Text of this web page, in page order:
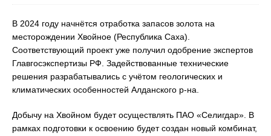
В 2024 году начнётся отработка запасов золота на
месторождении Хвойное (Республика Саха).
Соответствующий проект уже получил одобрение экспертов
Главгосэкспертизы РФ. Задействованные технические
решения разрабатывались с учётом геологических и
климатических особенностей Алданского р-на.
Добычу на Хвойном будет осуществлять ПАО «Селигдар». В
рамках подготовки к освоению будет создан новый комбинат,